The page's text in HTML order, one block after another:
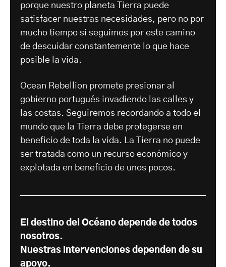
porque nuestro planeta Tierra puede
satisfacer nuestras necesidades, pero no por
mucho tiempo si seguimos por este camino
de descuidar constantemente lo que hace
posible la vida.
Ocean Rebellion promete presionar al
gobierno portugués invadiendo las calles y
las costas. Seguiremos recordando a todo el
mundo que la Tierra debe protegerse en
beneficio de toda la vida. La Tierra no puede
ser tratada como un recurso económico y
explotada en beneficio de unos pocos.
El destino del Océano depende de todos
nosotros.
Nuestras intervenciones dependen de su
apoyo.